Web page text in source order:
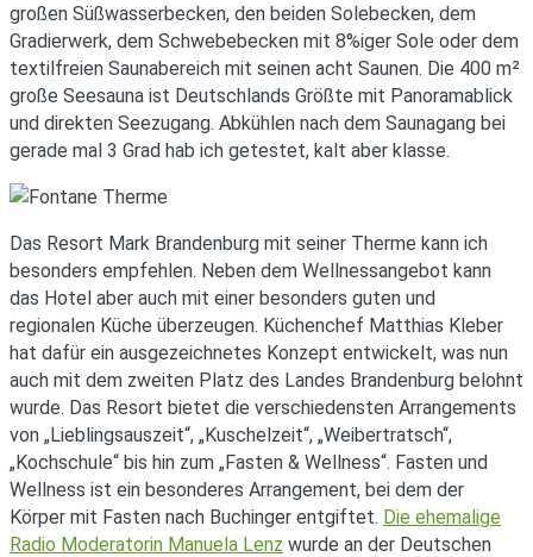
großen Süßwasserbecken, den beiden Solebecken, dem
Gradierwerk, dem Schwebebecken mit 8%iger Sole oder dem
textilfreien Saunabereich mit seinen acht Saunen. Die 400 m²
große Seesauna ist Deutschlands Größte mit Panoramablick
und direkten Seezugang. Abkühlen nach dem Saunagang bei
gerade mal 3 Grad hab ich getestet, kalt aber klasse.
Das Resort Mark Brandenburg mit seiner Therme kann ich
besonders empfehlen. Neben dem Wellnessangebot kann
das Hotel aber auch mit einer besonders guten und
regionalen Küche überzeugen. Küchenchef Matthias Kleber
hat dafür ein ausgezeichnetes Konzept entwickelt, was nun
auch mit dem zweiten Platz des Landes Brandenburg belohnt
wurde. Das Resort bietet die verschiedensten Arrangements
von „Lieblingsauszeit“, „Kuschelzeit“, „Weibertratsch“,
„Kochschule“ bis hin zum „Fasten & Wellness“. Fasten und
Wellness ist ein besonderes Arrangement, bei dem der
Körper mit Fasten nach Buchinger entgiftet. Die ehemalige
Radio Moderatorin Manuela Lenz wurde an der Deutschen